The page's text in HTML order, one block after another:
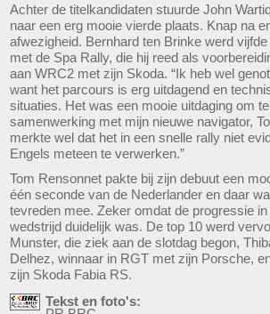
Achter de titelkandidaten stuurde John
naar een erg mooie vierde plaats. Knap na
afwezigheid. Bernhard ten Brinke werd
met de Spa Rally, die hij reed als
aan WRC2 met zijn Skoda. “Ik heb wel
want het parcours is erg uitdagend en
situaties. Het was een mooie uitdaging om
samenwerking met mijn nieuwe navigator,
merkte wel dat het in een snelle rally niet
Engels meteen te verwerken.”
Tom Rensonnet pakte bij zijn debuut een
één seconde van de Nederlander en daar
tevreden mee. Zeker omdat de progressie
wedstrijd duidelijk was. De top 10 werd
Munster, die ziek aan de slotdag begon,
Delhez, winnaar in RGT met zijn Porsche,
zijn Skoda Fabia RS.
Tekst en foto's: